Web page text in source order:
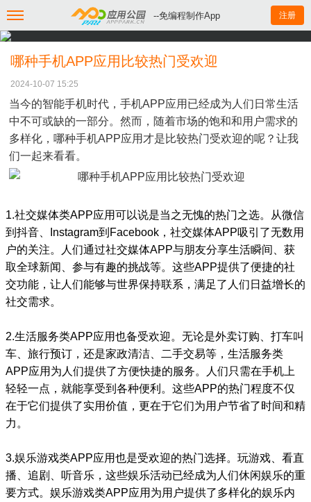
--免编程制作App 注册
哪种手机APP应用比较热门受欢迎
2024-10-07 15:25
当今的智能手机时代，手机APP应用已经成为人们日常生活
中不可或缺的一部分。然而，随着市场的饱和和用户需求的
多样化，哪种手机APP应用才是比较热门受欢迎的呢？让我
们一起来看看。
1.社交媒体类APP应用可以说是当之无愧的热门之选。从微信
到抖音、Instagram到Facebook，社交媒体APP吸引了无数用
户的关注。人们通过社交媒体APP与朋友分享生活瞬间、获
取全球新闻、参与有趣的挑战等。这些APP提供了便捷的社
交功能，让人们能够与世界保持联系，满足了人们日益增长的
社交需求。
2.生活服务类APP应用也备受欢迎。无论是外卖订购、打车叫
车、旅行预订，还是家政清洁、二手交易等，生活服务类
APP应用为人们提供了方便快捷的服务。人们只需在手机上
轻轻一点，就能享受到各种便利。这些APP的热门程度不仅
在于它们提供了实用价值，更在于它们为用户节省了时间和精
力。
3.娱乐游戏类APP应用也是受欢迎的热门选择。玩游戏、看直
播、追剧、听音乐，这些娱乐活动已经成为人们休闲娱乐的重
要方式。娱乐游戏类APP应用为用户提供了多样化的娱乐内